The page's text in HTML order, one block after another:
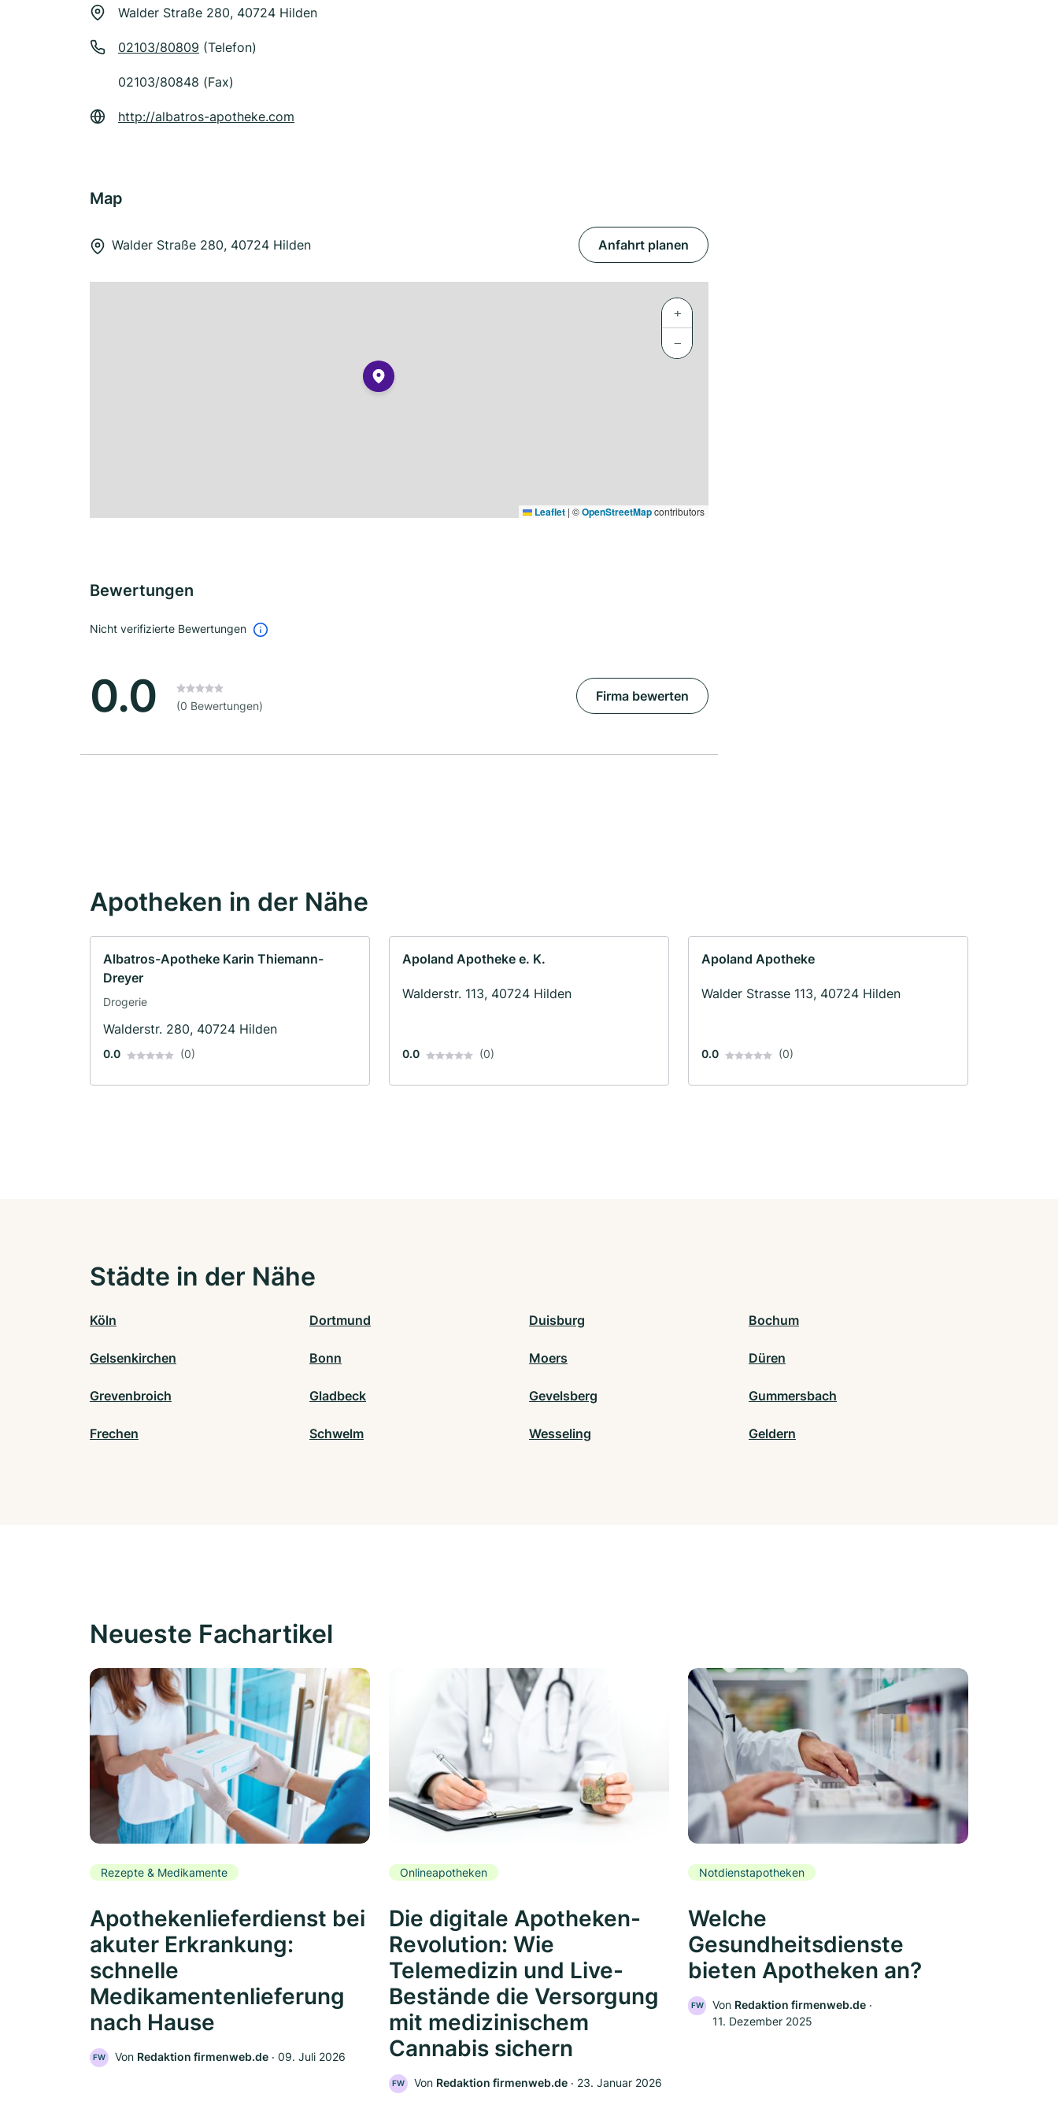
Walder Straße 280, 40724 Hilden
02103/80809 (Telefon)
02103/80848 (Fax)
http://albatros-apotheke.com
Map
Walder Straße 280, 40724 Hilden Anfahrt planen
+
−
Leaflet | ©OpenStreetMapcontributors
Bewertungen
Nicht verifizierte Bewertungen
0.0 (0 Bewertungen)
Firma bewerten
Apotheken in der Nähe
Albatros-Apotheke Karin Thiemann-
Dreyer
Drogerie
Walderstr. 280, 40724 Hilden
0.0 (0)
Apoland Apotheke e. K.
Walderstr. 113, 40724 Hilden
0.0 (0)
Apoland Apotheke
Walder Strasse 113, 40724 Hilden
0.0 (0)
Städte in der Nähe
Köln Dortmund Duisburg Bochum
Gelsenkirchen Bonn Moers Düren
Grevenbroich Gladbeck Gevelsberg Gummersbach
Frechen Schwelm Wesseling Geldern
Neueste Fachartikel
Rezepte & Medikamente
Apothekenlieferdienst bei
akuter Erkrankung:
schnelle
Medikamentenlieferung
nach Hause
FW Von Redaktion firmenweb.de ‧ 09. Juli 2026
Onlineapotheken
Die digitale Apotheken-
Revolution: Wie
Telemedizin und Live-
Bestände die Versorgung
mit medizinischem
Cannabis sichern
FW Von Redaktion firmenweb.de ‧ 23. Januar 2026
Notdienstapotheken
Welche
Gesundheitsdienste
bieten Apotheken an?
FW Von Redaktion firmenweb.de ‧
11. Dezember 2025